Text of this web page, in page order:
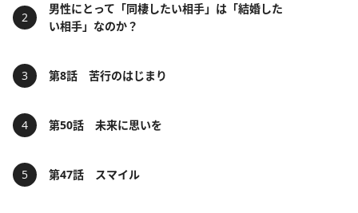
男性にとって「同棲したい相手」は「結婚した
い相手」なのか？
第8話 苦行のはじまり
第50話 未来に思いを
第47話 スマイル